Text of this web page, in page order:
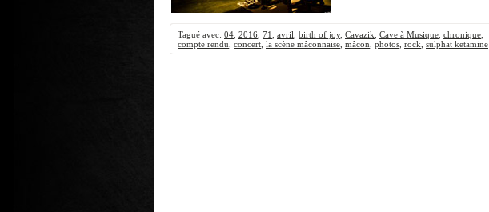
Tagué avec: 04 2016 71 avril birth of joy, Cavazik Cave à Musique chronique
compte rendu concert la scène mâconnaise mâcon photos rock sulphat ketamine